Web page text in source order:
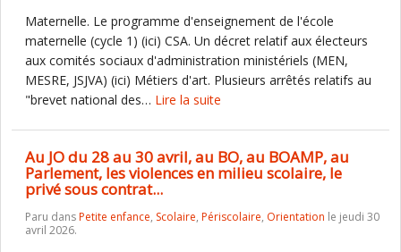
Maternelle. Le programme d'enseignement de l'école
maternelle (cycle 1) (ici) CSA. Un décret relatif aux électeurs
aux comités sociaux d'administration ministériels (MEN,
MESRE, JSJVA) (ici) Métiers d'art. Plusieurs arrêtés relatifs au
"brevet national des… Lire la suite
Au JO du 28 au 30 avril, au BO, au BOAMP, au
Parlement, les violences en milieu scolaire, le
privé sous contrat...
Paru dansPetite enfance, Scolaire, Périscolaire, Orientation le jeudi 30
avril 2026.